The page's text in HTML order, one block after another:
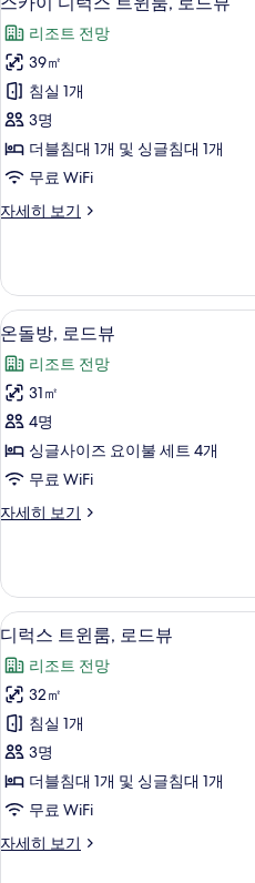
용
가
능
한
필
터
카
이
디
럭
스
트
룸,
드
뷰
사
진
모
두
보
기
리조트 전망
39㎡
침실 1개
3명
더블침대 1개 및 싱글침대 1개
무료 WiFi
자세히 보기
스
럭
스
트
룸,
로
드
뷰
자
세
히
보
온
돌
방,
로
드
뷰
진
두
보
기
5
온돌방, 로드뷰
리조트 전망
31㎡
4명
싱글사이즈 요이불 세트 4개
무료 WiFi
자세히 보기
온
드
뷰
자
세
히
보
기
디
럭
스
트
윈
룸,
로
뷰
4
디럭스 트윈룸, 로드뷰
리조트 전망
32㎡
침실 1개
3명
더블침대 1개 및 싱글침대 1개
무료 WiFi
자세히 보기
디